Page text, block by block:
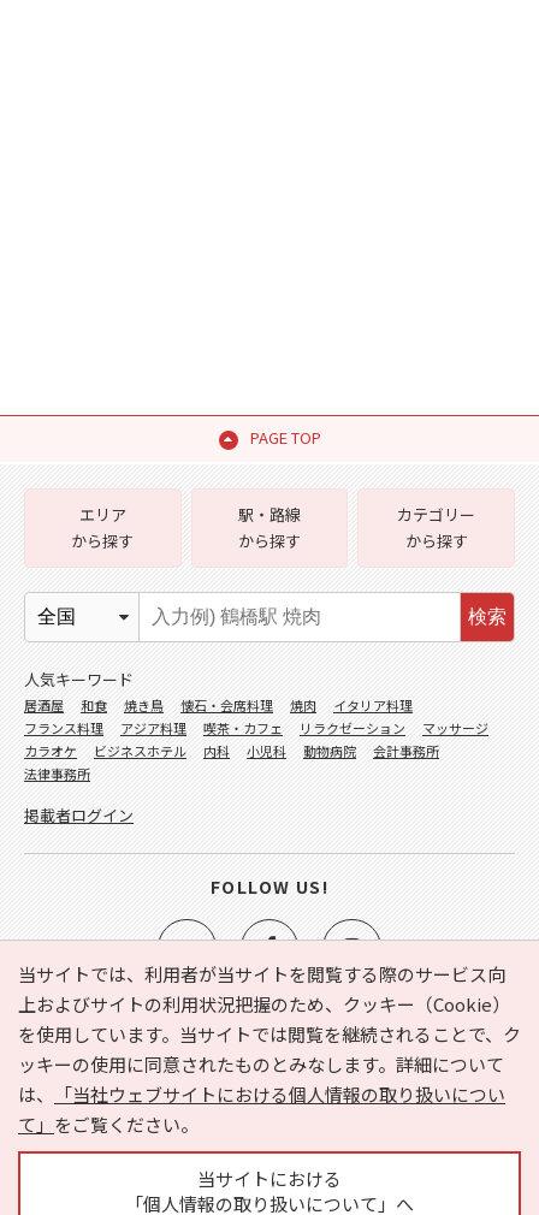
PAGE TOP
当サイトでは、利用者が当サイトを閲覧する際のサービス向
上およびサイトの利用状況把握のため、クッキー（Cookie）
を使用しています。当サイトでは閲覧を継続されることで、ク
ッキーの使用に同意されたものとみなします。詳細について
は、
「当社ウェブサイトにおける個人情報の取り扱いについ
て」 をご覧ください。
当サイトにおける
「個人情報の取り扱いについて」へ
e-NAVITA（イーナビタ）とは？ お気に入り
ヘルプ
利用規約
個人情報の取り扱いについて
運営会社
サイトマップ
広告掲載に関するお問い合わせ
エリア
から探す
駅・路線
から探す
カテゴリー
から探す
検索
人気キーワード
居酒屋 和食 焼き鳥 懐石・会席料理 焼肉
イタリア料理
フランス料理
アジア料理 喫茶・カフェ リラクゼーション
マッサージ
カラオケ
ビジネスホテル 内科 小児科 動物病院
会計事務所
法律事務所
掲載者ログイン
FOLLOW US!